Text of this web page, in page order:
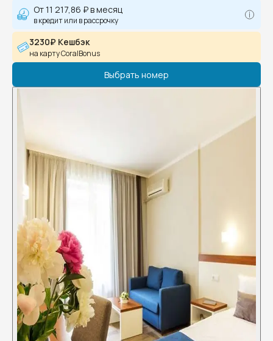
От11 217,86 ₽в месяц
в кредит или в рассрочку
3230₽ Кешбэк
на карту CoralBonus
Выбрать номер